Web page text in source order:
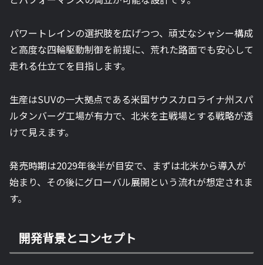
パワートレインの選択肢を広げつつ、頑丈なシャシー構成
と高度な四輪駆動制御を前提に、荒れた路面でも安心して
走れる仕立てを目指します。
生産はSUVの一大拠点である米国サウスカロライナ州スパ
ルタンバーグ工場が有力で、北米を主戦場とする戦略が透
けて見えます。
発売時期は2029年後半が目安で、まずは北米から導入が
始まり、その後にグローバル展開という流れが想定されま
す。
開発背景とコンセプト